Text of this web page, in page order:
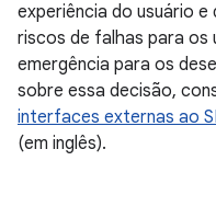
experiência do usuário
riscos de falhas para os
emergência para os
sobre essa decisão,
interfaces externas ao
(em inglês).